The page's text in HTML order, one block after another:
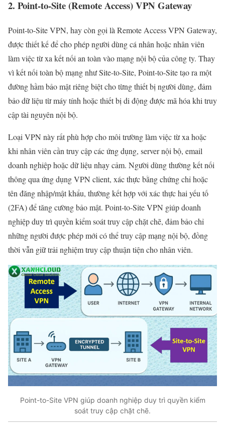
2. Point-to-Site (Remote Access) VPN Gateway
Point-to-Site VPN, hay còn gọi là Remote Access VPN Gateway,
được thiết kế để cho phép người dùng cá nhân hoặc nhân viên
làm việc từ xa kết nối an toàn vào mạng nội bộ của công ty. Thay
vì kết nối toàn bộ mạng như Site-to-Site, Point-to-Site tạo ra một
đường hầm bảo mật riêng biệt cho từng thiết bị người dùng, đảm
bảo dữ liệu từ máy tính hoặc thiết bị di động được mã hóa khi truy
cập tài nguyên nội bộ.
Loại VPN này rất phù hợp cho môi trường làm việc từ xa hoặc
khi nhân viên cần truy cập các ứng dụng, server nội bộ, email
doanh nghiệp hoặc dữ liệu nhạy cảm. Người dùng thường kết nối
thông qua ứng dụng VPN client, xác thực bằng chứng chỉ hoặc
tên đăng nhập/mật khẩu, thường kết hợp với xác thực hai yếu tố
(2FA) để tăng cường bảo mật. Point-to-Site VPN giúp doanh
nghiệp duy trì quyền kiểm soát truy cập chặt chẽ, đảm bảo chỉ
những người được phép mới có thể truy cập mạng nội bộ, đồng
thời vẫn giữ trải nghiệm truy cập thuận tiện cho nhân viên.
Point-to-Site VPN giúp doanh nghiệp duy trì quyền kiểm
soát truy cập chặt chẽ.